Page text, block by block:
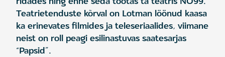
Teatrietenduste kõrval on Lotman löönud kaasa
ka erinevates filmides ja teleseriaalides, viimane
neist on roll peagi esilinastuvas saatesarjas
“Papsid”.